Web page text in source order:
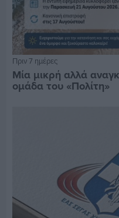
Πριν 7 ημέρες
Μία μικρή αλλά
ομάδα του «Πολίτη»